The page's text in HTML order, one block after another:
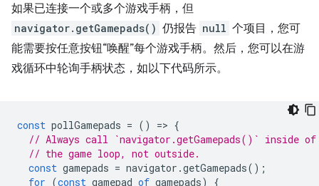
如果已连接一个或多个游戏手柄，但
navigator.getGamepads() 仍报告 null 个项目，您可
能需要按任意按钮“唤醒”每个游戏手柄。然后，您可以在游
戏循环中轮询手柄状态，如以下代码所示。
const pollGamepads = () => {
// Always call `navigator.getGamepads()` inside of
// the game loop, not outside.
const gamepads = navigator .getGamepads();
for (const gamepad of gamepads)
{